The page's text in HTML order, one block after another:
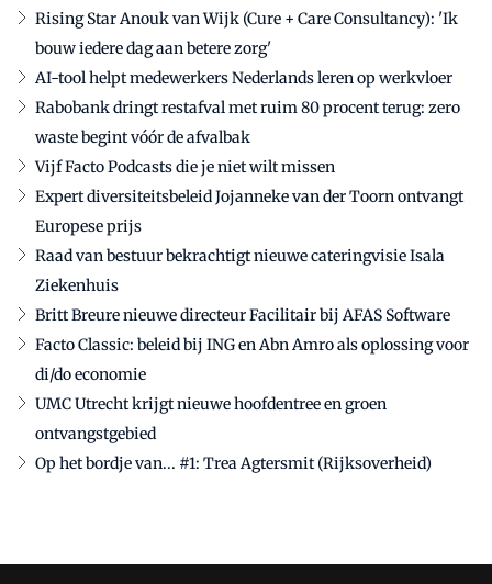
Rising Star Anouk van Wijk (Cure + Care Consultancy): 'Ik
bouw iedere dag aan betere zorg'
AI-tool helpt medewerkers Nederlands leren op werkvloer
Rabobank dringt restafval met ruim 80 procent terug: zero
waste begint vóór de afvalbak
Vijf Facto Podcasts die je niet wilt missen
Expert diversiteitsbeleid Jojanneke van der Toorn ontvangt
Europese prijs
Raad van bestuur bekrachtigt nieuwe cateringvisie Isala
Ziekenhuis
Britt Breure nieuwe directeur Facilitair bij AFAS Software
Facto Classic: beleid bij ING en Abn Amro als oplossing voor
di/do economie
UMC Utrecht krijgt nieuwe hoofdentree en groen
ontvangstgebied
Op het bordje van... #1: Trea Agtersmit (Rijksoverheid)